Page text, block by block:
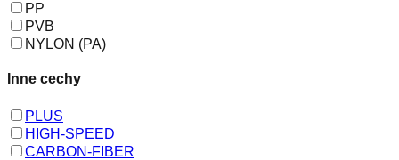
PP
PVB
NYLON (PA)
Inne cechy
PLUS
HIGH-SPEED
CARBON-FIBER